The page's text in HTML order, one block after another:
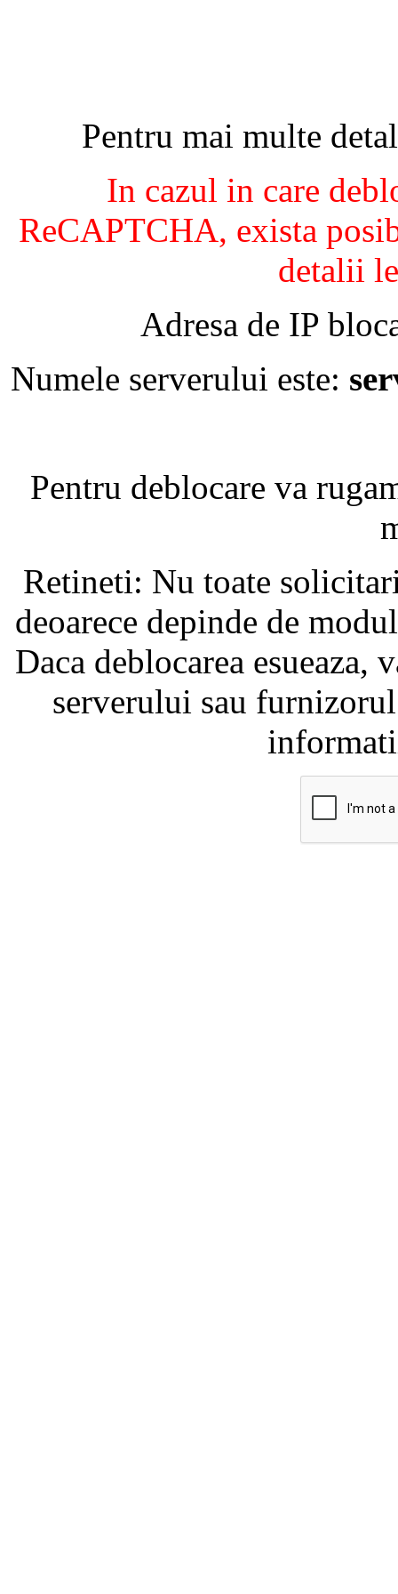
Pentru mai multe
In cazul in care
ReCAPTCHA, exista
detalii
Adresa de IP
Numele serverului este:
Pentru deblocare va
Retineti: Nu toate
deoarece depinde de
Daca deblocarea
serverului sau